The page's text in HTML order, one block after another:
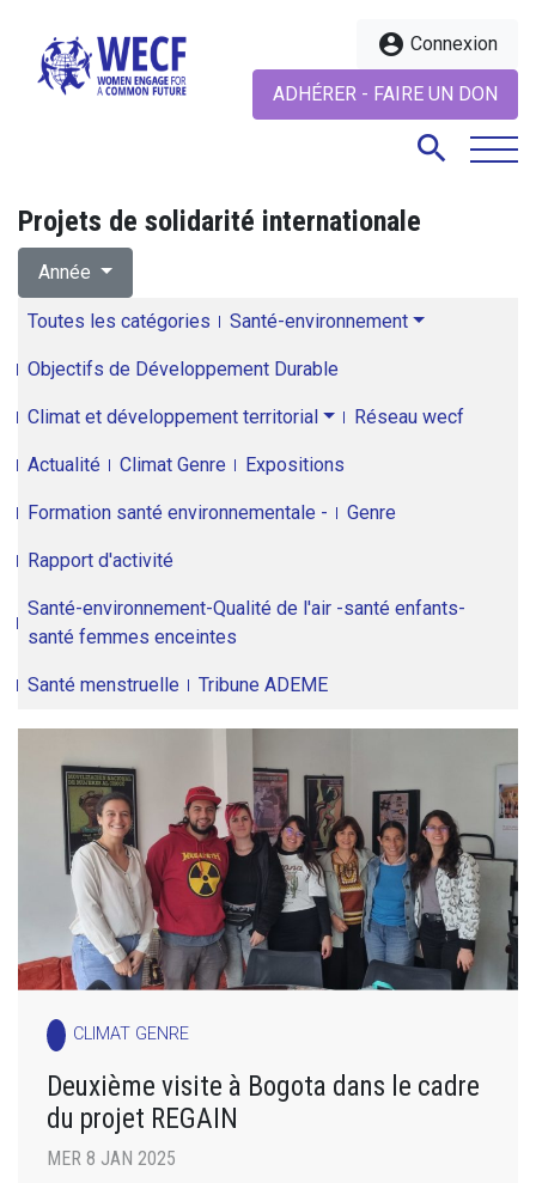
account_circle Connexion
ADHÉRER - FAIRE UN DON
search
Projets de solidarité internationale
Année
Toutes les catégories Santé-environnement
Objectifs de Développement Durable
Climat et développement territorial Réseau wecf
Actualité Climat Genre Expositions
Formation santé environnementale - Genre
Rapport d'activité
Santé-environnement-Qualité de l'air -santé enfants-
santé femmes enceintes
Santé menstruelle Tribune ADEME
CLIMAT GENRE
Deuxième visite à Bogota dans le cadre
du projet REGAIN
MER 8 JAN 2025